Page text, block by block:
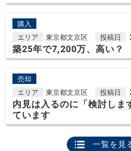
購入
エリア
東京都文京区 投稿日
築25年で7,200万、高い？
売却
エリア
東京都文京区 投稿日
内見は入るのに「検討しま
ています
一覧を見